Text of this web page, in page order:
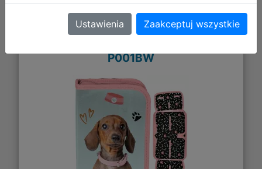
Paso Piórnik Dwuklapkowy bez
P001BW
Ustawienia Zaakceptuj wszystkie